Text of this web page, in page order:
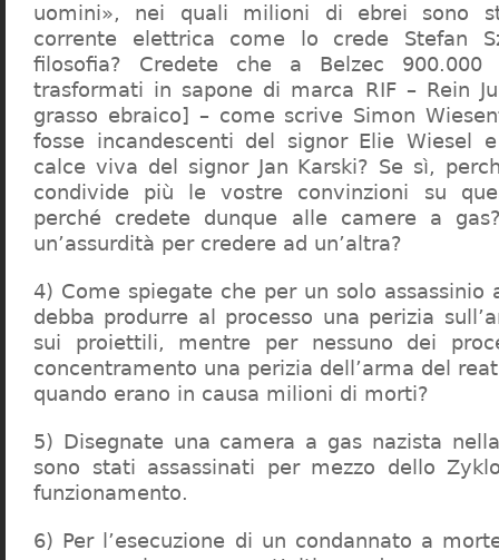
uomini», nei quali milioni di ebrei sono
corrente elettrica come lo crede Stefan
filosofia? Credete che a Belzec
trasformati in sapone di marca RIF – Rein
grasso ebraico] – come scrive Simon
fosse incandescenti del signor Elie Wiesel
calce viva del signor Jan Karski? Se sì,
condivide più le vostre convinzioni su
perché credete dunque alle camere a
un’assurdità per credere ad un’altra?
4) Come spiegate che per un solo assassinio
debba produrre al processo una perizia
sui proiettili, mentre per nessuno dei
concentramento una perizia dell’arma del
quando erano in causa milioni di morti?
5) Disegnate una camera a gas nazista
sono stati assassinati per mezzo dello
funzionamento.
6) Per l’esecuzione di un condannato a